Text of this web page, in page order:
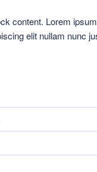
content. Lorem
elit nullam nunc